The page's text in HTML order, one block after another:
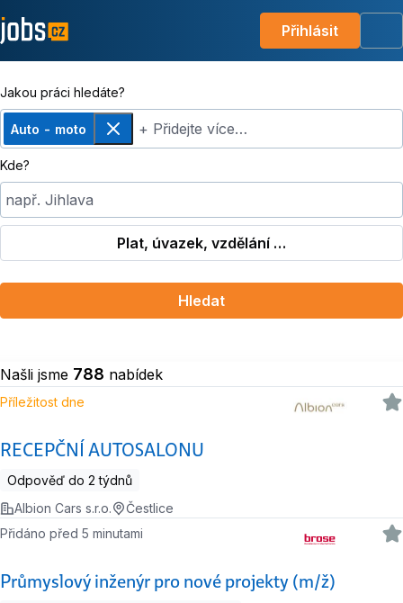
Přihlásit
Jakou práci hledáte?
Auto - moto
Odebrat+ Přidejte více…
Kde?
např. Jihlava
Plat, úvazek, vzdělání …
Hledat
Našli jsme 788 nabídek
RECEPČNÍ AUTOSALONU
Příležitost dne
Odpověď do 2 týdnů
Albion Cars s.r.o.
Čestlice
Průmyslový inženýr pro nové projekty (m/ž)
Přidáno před 5 minutami